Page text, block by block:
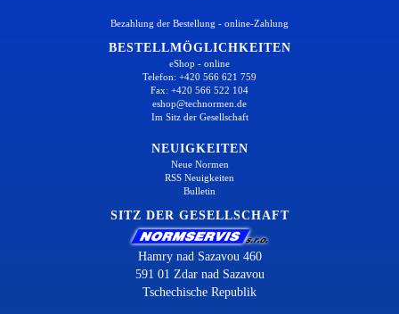
Bezahlung der Bestellung - online-Zahlung
BESTELLMÖGLICHKEITEN
eShop - online
Telefon: +420 566 621 759
Fax: +420 566 522 104
eshop@technormen.de
Im Sitz der Gesellschaft
NEUIGKEITEN
Neue Normen
RSS Neuigkeiten
Bulletin
SITZ DER GESELLSCHAFT
Hamry nad Sazavou 460
591 01 Zdar nad Sazavou
Tschechische Republik